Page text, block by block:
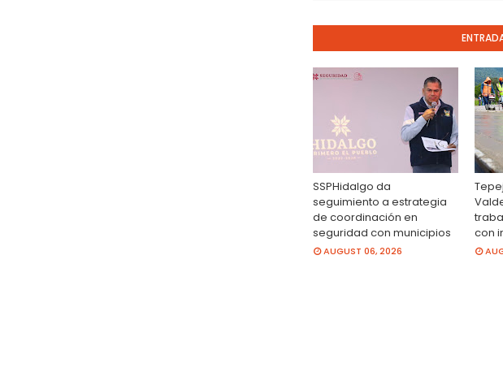
SSPHidalgo da
seguimiento a estrategia
de coordinación en
seguridad con municipios
AUGUST 06, 2026
con